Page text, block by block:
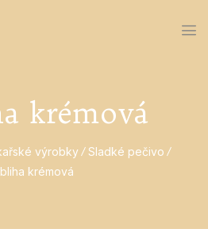
krémová
výrobky
Sladké pečivo
krémová